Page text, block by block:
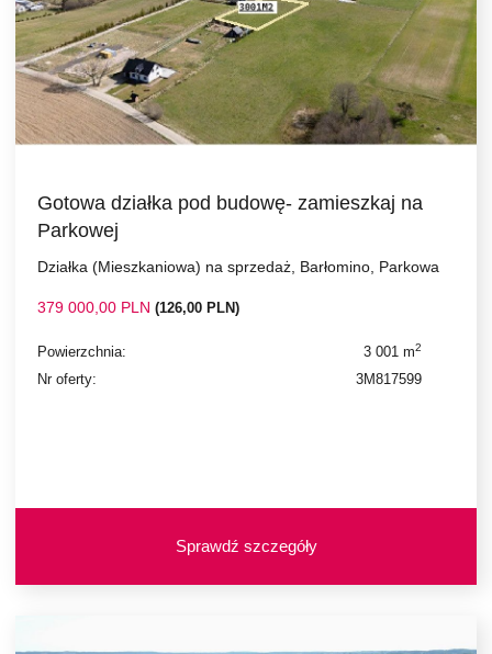
Gotowa działka pod budowę- zamieszkaj na
Parkowej
Działka (Mieszkaniowa) na sprzedaż, Barłomino, Parkowa
379 000,00 PLN (126,00 PLN)
Powierzchnia: 3 001 m2
Nr oferty: 3M817599
Sprawdź szczegóły